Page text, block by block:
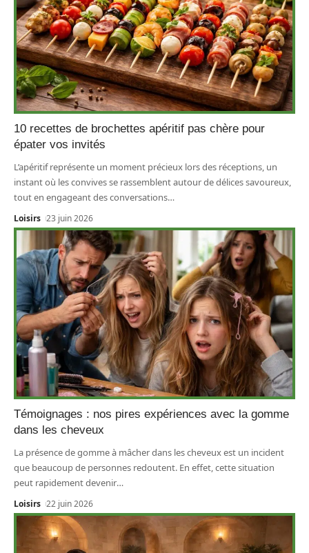
10 recettes de brochettes apéritif pas chère pour
épater vos invités
L’apéritif représente un moment précieux lors des réceptions, un
instant où les convives se rassemblent autour de délices savoureux,
tout en engageant des conversations…
Loisirs 23 juin 2026
Témoignages : nos pires expériences avec la gomme
dans les cheveux
La présence de gomme à mâcher dans les cheveux est un incident
que beaucoup de personnes redoutent. En effet, cette situation
peut rapidement devenir…
Loisirs 22 juin 2026